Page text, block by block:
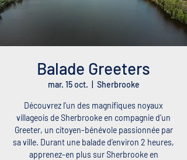
Balade Greeters
mar. 15 oct. Sherbrooke
Découvrez l’un des magnifiques noyaux
villageois de Sherbrooke en compagnie d’un
Greeter, un citoyen-bénévole passionnée par
sa ville. Durant une balade d’environ 2 heures,
apprenez-en plus sur Sherbrooke en